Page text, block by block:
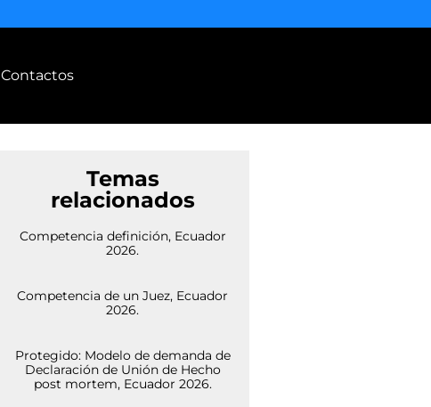
Contactos
Temas
relacionados
Competencia definición, Ecuador
2026.
Competencia de un Juez, Ecuador
2026.
Protegido: Modelo de demanda de
Declaración de Unión de Hecho
post mortem, Ecuador 2026.